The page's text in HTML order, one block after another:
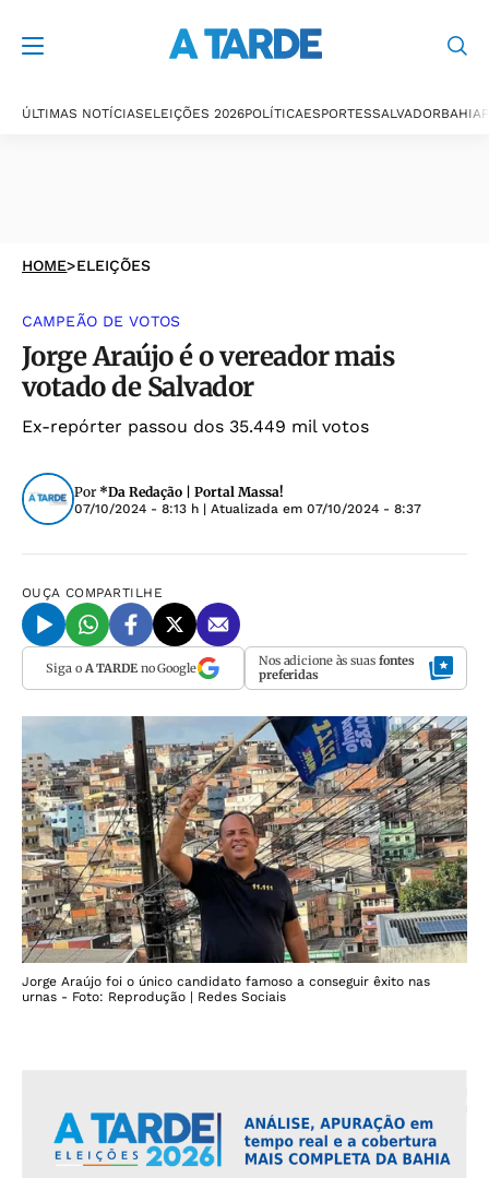
ÚLTIMAS NOTÍCIASELEIÇÕES 2026POLÍTICAESPORTESSALVADORBAHIA
HOME>ELEIÇÕES
CAMPEÃO DE VOTOS
Jorge Araújo é o vereador mais
votado de Salvador
Ex-repórter passou dos 35.449 mil votos
Por *Da Redação | Portal Massa!
07/10/2024 - 8:13 h | Atualizada em 07/10/2024 - 8:37
OUÇA COMPARTILHE
Siga o A TARDEno Google Nos adicione às suas fontes
preferidas
Jorge Araújo foi o único candidato famoso a conseguir êxito nas
urnas - Foto: Reprodução | Redes Sociais